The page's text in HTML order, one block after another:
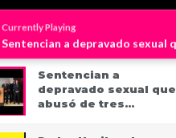
Currently Playing
Sentencian a
depravado sexual que
abusó de tres…